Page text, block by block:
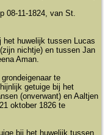
08-11-1824, van St.
het huwelijk tussen Lucas
nichtje) en tussen Jan
Aman.
te
getuige bij het
(onverwant) en Aaltjen
oktober 1826 te
bij het huwelijk tussen